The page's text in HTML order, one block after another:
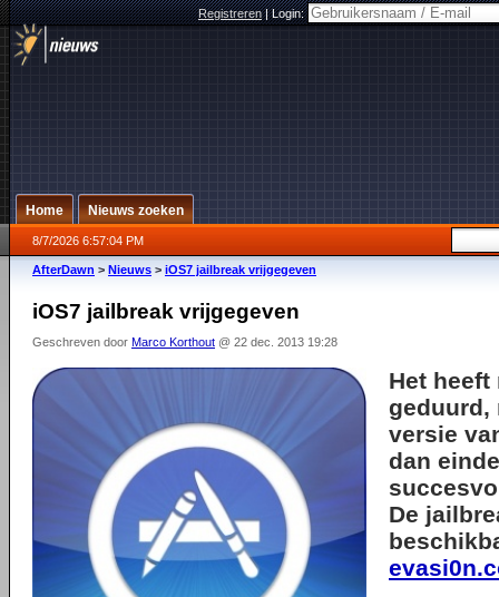
Registreren|Login:
Home Nieuws zoeken
8/7/2026 6:57:04 PM
AfterDawn > Nieuws > iOS7 jailbreak vrijgegeven
iOS7 jailbreak vrijgegeven
Geschreven door Marco Korthout @ 22 dec. 2013 19:28
Het
geduurd,
versie
dan
De